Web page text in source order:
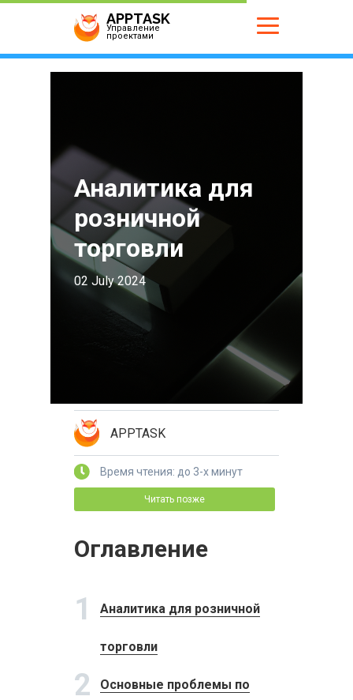
APPTASK
Управление
проектами
Аналитика для
розничной
торговли
02 July 2024
APPTASK
Время чтения: до 3-х минут
Читать позже
Оглавление
1 Аналитика для розничной
торговли
2 Основные проблемы по